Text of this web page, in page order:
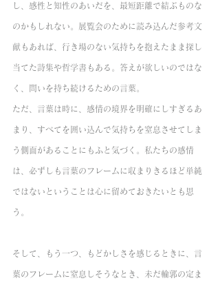
し、感性と知性のあいだを、最短距離で結ぶものな
のかもしれない。展覧会のために読み込んだ参考文
献もあれば、行き場のない気持ちを抱えたまま探し
当てた詩集や哲学書もある。答えが欲しいのではな
く、問いを持ち続けるための言葉。
ただ、言葉は時に、感情の境界を明確にしすぎるあ
まり、すべてを囲い込んで気持ちを窒息させてしま
う側面があることにもふと気づく。私たちの感情
は、必ずしも言葉のフレームに収まりきるほど単純
ではないということは心に留めておきたいとも思
う。
そして、もう一つ、もどかしさを感じるときに、言
葉のフレームに窒息しそうなとき、未だ輪郭の定ま